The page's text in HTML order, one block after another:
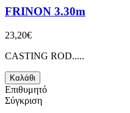
FRINON 3.30m
23,20€
CASTING ROD.....
Καλάθι
Επιθυμητό
Σύγκριση